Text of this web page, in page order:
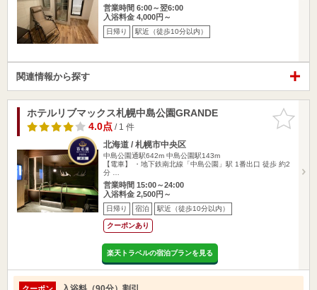
営業時間 6:00～翌6:00
入浴料金 4,000円～
日帰り 駅近（徒歩10分以内）
関連情報から探す
お気に入
りに追加
ホテルリブマックス札幌中島公園GRANDE
4.0点/ 1 件
北海道 / 札幌市中央区
中島公園通駅642m 中島公園駅143m
【電車】 ・地下鉄南北線「中島公園」駅 1番出口 徒歩 約2
分 …
営業時間 15:00～24:00
入浴料金 2,500円～
日帰り 宿泊 駅近（徒歩10分以内）
クーポンあり
楽天トラベルの宿泊プランを見る